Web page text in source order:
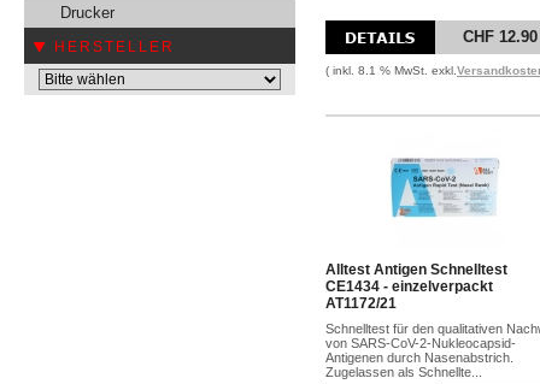
Drucker
HERSTELLER
CHF 12.90
( inkl. 8.1 % MwSt. exkl.
Alltest Antigen Schnelltest
CE1434 - einzelverpackt
AT1172/21
Schnelltest für den qualitativen
von SARS-CoV-2-Nukleocapsid-
Antigenen durch Nasenabstrich.
Zugelassen als Schnellte...